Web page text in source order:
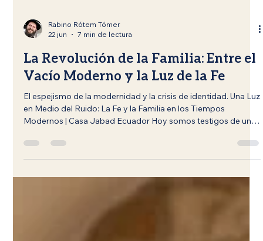
Rabino Rótem Tómer
22 jun
7 min de lectura
La Revolución de la Familia: Entre el
Vacío Moderno y la Luz de la Fe
El espejismo de la modernidad y la crisis de identidad. Una Luz
Modernos | Casa Jabad Ecuador Hoy somos testigos de un
fenómeno creciente: la vida moderna fomenta la
personas solitarias que buscan el abrazo, el calor humano y la
estimulación de oxitocina en las mascotas, intentando así
mitigar una profunda soledad. En contraste, la Torá santifica